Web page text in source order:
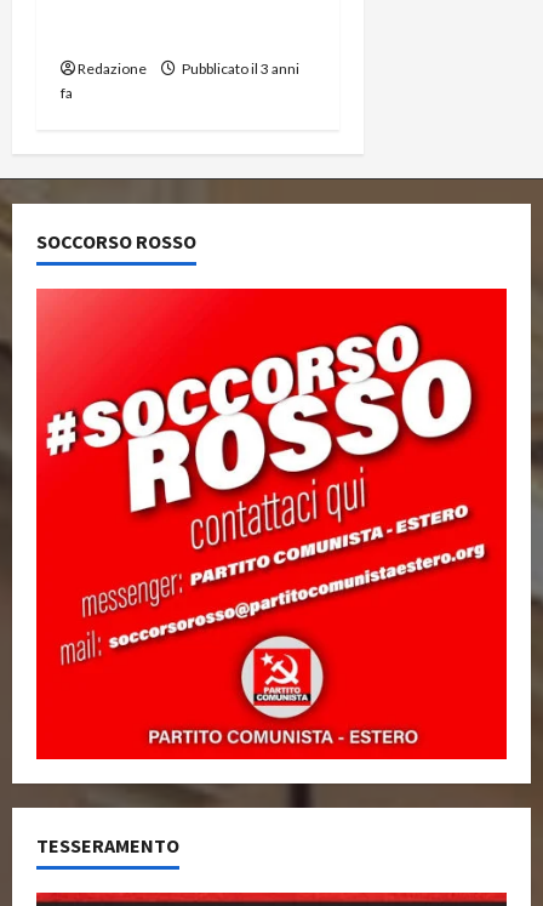
Redazione
Pubblicato il 3 anni
fa
SOCCORSO ROSSO
TESSERAMENTO